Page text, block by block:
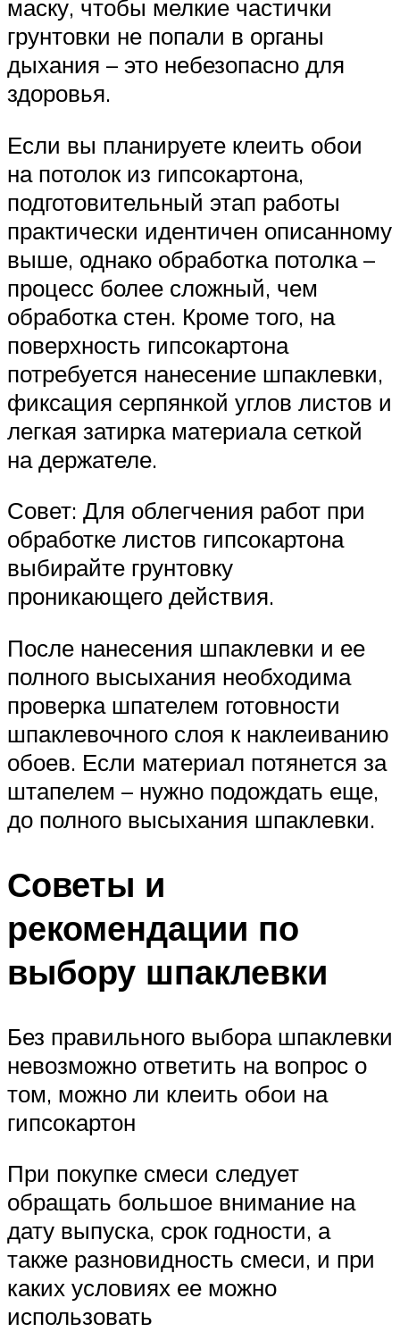
маску, чтобы мелкие частички
грунтовки не попали в органы
дыхания – это небезопасно для
здоровья.
Если вы планируете клеить обои
на потолок из гипсокартона,
подготовительный этап работы
практически идентичен описанному
выше, однако обработка потолка –
процесс более сложный, чем
обработка стен. Кроме того, на
поверхность гипсокартона
потребуется нанесение шпаклевки,
фиксация серпянкой углов листов и
легкая затирка материала сеткой
на держателе.
Совет: Для облегчения работ при
обработке листов гипсокартона
выбирайте грунтовку
проникающего действия.
После нанесения шпаклевки и ее
полного высыхания необходима
проверка шпателем готовности
шпаклевочного слоя к наклеиванию
обоев. Если материал потянется за
штапелем – нужно подождать еще,
до полного высыхания шпаклевки.
Советы и
рекомендации по
выбору шпаклевки
Без правильного выбора шпаклевки
невозможно ответить на вопрос о
том, можно ли клеить обои на
гипсокартон
При покупке смеси следует
обращать большое внимание на
дату выпуска, срок годности, а
также разновидность смеси, и при
каких условиях ее можно
использовать